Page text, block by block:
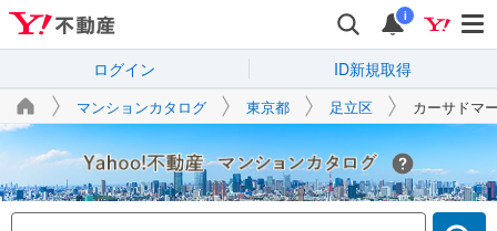
i
ログイン ID新規取得
マンションカタログ 東京都 足立区 カーサドマ
Yahoo!不動産